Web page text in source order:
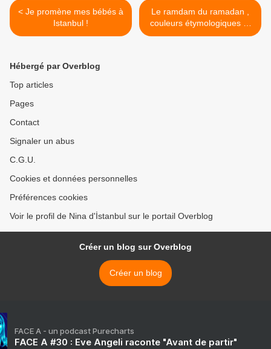
< Je promène mes bébés à
Istanbul !
Le ramdam du ramadan ,
couleurs étymologiques et
leurs tambours >
Hébergé par Overblog
Top articles
Pages
Contact
Signaler un abus
C.G.U.
Cookies et données personnelles
Préférences cookies
Voir le profil de Nina d'İstanbul sur le portail Overblog
Créer un blog sur Overblog
Créer un blog
FACE A - un podcast Purecharts
FACE A #30 : Eve Angeli raconte "Avant de partir"